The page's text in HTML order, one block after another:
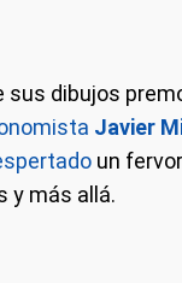
sus dibujos
Javier
un
y más allá.